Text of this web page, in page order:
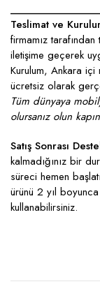
Teslimat ve
firmamız
iletişime geçerek
Kurulum, Ankara
ücretsiz olarak
Tüm dünyaya
olursanız olun
Satış Sonrası
kalmadığınız bir
süreci hemen
ürünü 2 yıl
kullanabilirsiniz.